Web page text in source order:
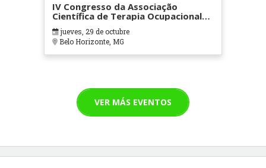
IV Congresso da Associação
Científica de Terapia Ocupacional
em Contextos Hospitalares e
Cuidados Paliativos - ATOHOSP
jueves, 29 de octubre
Belo Horizonte, MG
VER MÁS EVENTOS